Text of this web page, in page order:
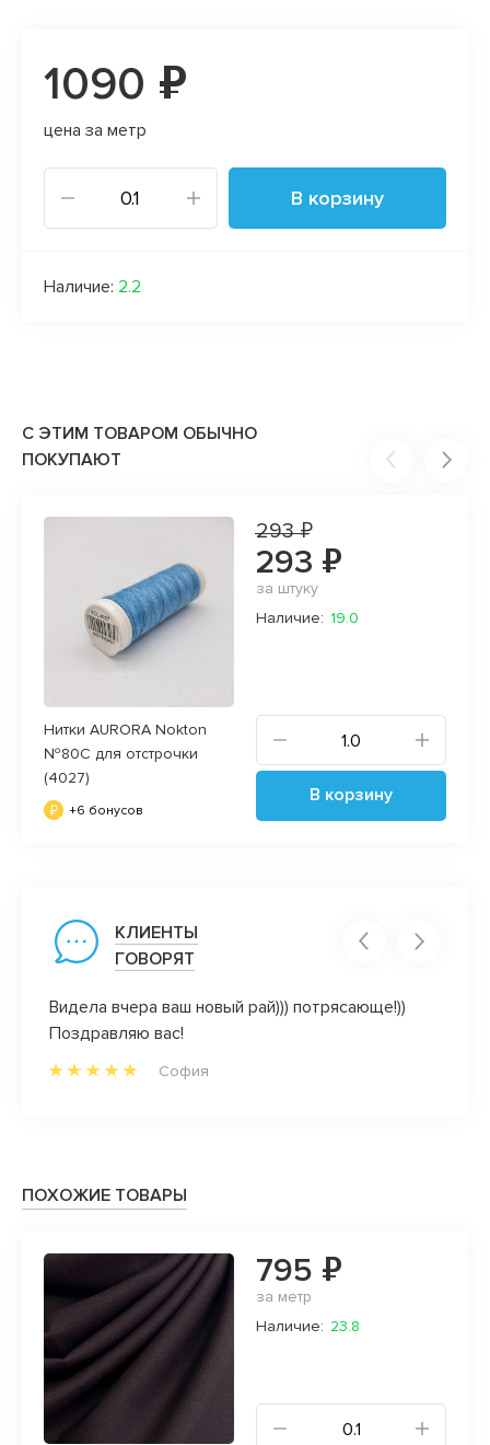
1090 ₽
цена за метр
В корзину
Наличие: 2.2
С ЭТИМ ТОВАРОМ ОБЫЧНО
ПОКУПАЮТ
Нитки AURORA Nokton
№80C для отстрочки
(4027)
+6 бонусов
293 ₽
293 ₽
за штуку
Наличие: 19.0
В корзину
КЛИЕНТЫ
ГОВОРЯТ
Видела вчера ваш новый рай))) потрясающе!))
Поздравляю вас!
София
ПОХОЖИЕ ТОВАРЫ
795 ₽
за метр
Наличие: 23.8